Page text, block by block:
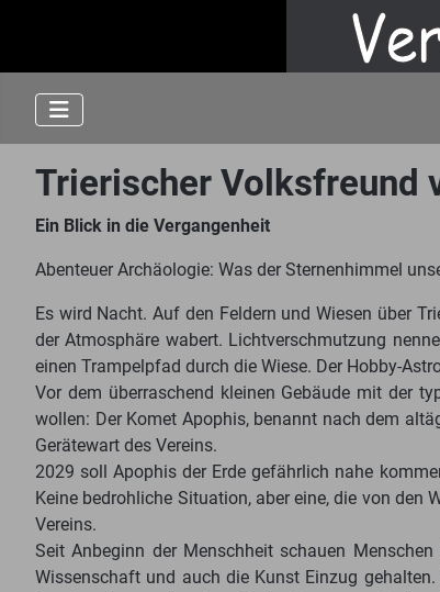
Trierischer Volksfreund
Ein Blick in die Vergangenheit
Abenteuer Archäologie: Was der Sternenhimmel
Es wird Nacht. Auf den Feldern und Wiesen über
der Atmosphäre wabert. Lichtverschmutzung
einen Trampelpfad durch die Wiese. Der Hobby-
Vor dem überraschend kleinen Gebäude mit der
wollen: Der Komet Apophis, benannt nach dem
Gerätewart des Vereins.
2029 soll Apophis der Erde gefährlich nahe
Keine bedrohliche Situation, aber eine, die von
Vereins.
Seit Anbeginn der Menschheit schauen
Wissenschaft und auch die Kunst Einzug